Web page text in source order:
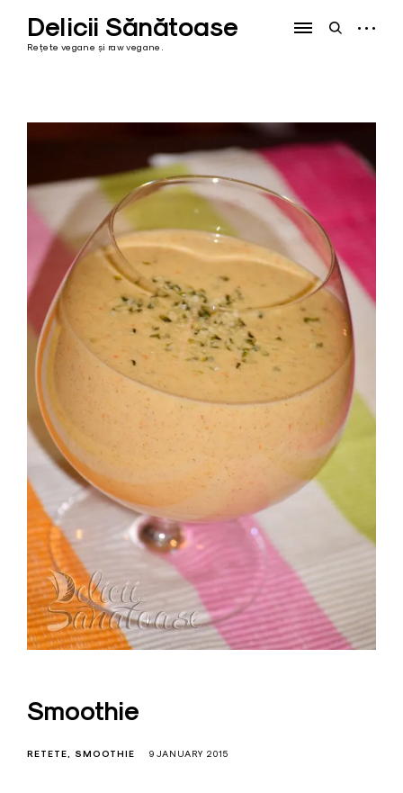
contentDelicii Sănătoase
Rețete vegane și raw vegane.
openopen
Smoothie
RETETE SMOOTHIE 9 JANUARY 2015